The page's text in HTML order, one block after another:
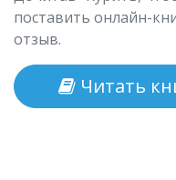
поставить онлайн-
отзыв.
Читать